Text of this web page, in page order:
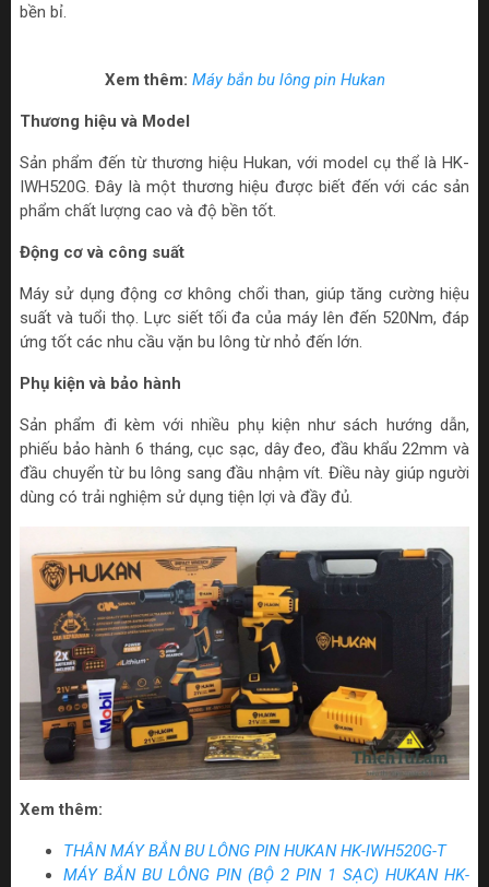
bền bỉ.
Xem thêm: Máy bắn bu lông pin Hukan
Thương hiệu và Model
Sản phẩm đến từ thương hiệu Hukan, với model cụ thể là HK-
IWH520G. Đây là một thương hiệu được biết đến với các sản
phẩm chất lượng cao và độ bền tốt.
Động cơ và công suất
Máy sử dụng động cơ không chổi than, giúp tăng cường hiệu
suất và tuổi thọ. Lực siết tối đa của máy lên đến 520Nm, đáp
ứng tốt các nhu cầu vặn bu lông từ nhỏ đến lớn.
Phụ kiện và bảo hành
Sản phẩm đi kèm với nhiều phụ kiện như sách hướng dẫn,
phiếu bảo hành 6 tháng, cục sạc, dây đeo, đầu khẩu 22mm và
đầu chuyển từ bu lông sang đầu nhậm vít. Điều này giúp người
dùng có trải nghiệm sử dụng tiện lợi và đầy đủ.
Xem thêm:
THÂN MÁY BẮN BU LÔNG PIN HUKAN HK-IWH520G-T
MÁY BẮN BU LÔNG PIN (BỘ 2 PIN 1 SẠC) HUKAN HK-